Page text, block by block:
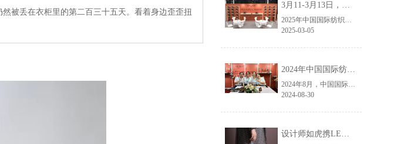
被丢在衣柜里的第二百三十五天。看着身边歪歪扭
3月11-3月13日，华恩诚邀您共赴上海面辅料春夏展——华恩
2025年中国国际纺织面料及辅料（春夏）博览会即将盛大开启！感谢您对华恩品牌的关注！3.11-3.13，杭州华恩（LEMONLEE）诚邀您共赴这场春日的宴会！
2025-03-05
2024年中国国际纺织面料及辅料（秋冬）博览会完美收官！——华恩
2024年8月，中国国际纺织面料及辅料（秋冬）博览会完美收官！作为一家拥有30年历史的专业衣架制造商，我们非常荣幸能够参与这一盛会，并在此期间与众多客户进行了广泛而深入的交流。
2024-08-30
设计师如虎携LEMONLEE红雪松礼盒荣获第六届未来·已来香港新锐当代设计奖铜奖